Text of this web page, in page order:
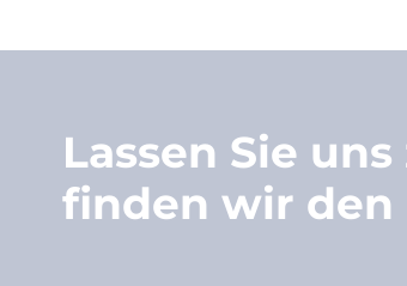
Lassen Sie
finden wir den